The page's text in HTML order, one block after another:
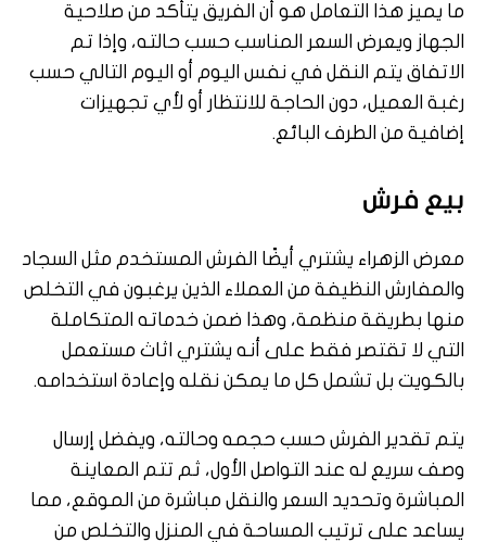
ما يميز هذا التعامل هو أن الفريق يتأكد من صلاحية
الجهاز ويعرض السعر المناسب حسب حالته، وإذا تم
الاتفاق يتم النقل في نفس اليوم أو اليوم التالي حسب
رغبة العميل، دون الحاجة للانتظار أو لأي تجهيزات
إضافية من الطرف البائع.
بيع فرش
معرض الزهراء يشتري أيضًا الفرش المستخدم مثل السجاد
والمفارش النظيفة من العملاء الذين يرغبون في التخلص
منها بطريقة منظمة، وهذا ضمن خدماته المتكاملة
التي لا تقتصر فقط على أنه يشتري اثاث مستعمل
بالكويت بل تشمل كل ما يمكن نقله وإعادة استخدامه.
يتم تقدير الفرش حسب حجمه وحالته، ويفضل إرسال
وصف سريع له عند التواصل الأول، ثم تتم المعاينة
المباشرة وتحديد السعر والنقل مباشرة من الموقع، مما
يساعد على ترتيب المساحة في المنزل والتخلص من